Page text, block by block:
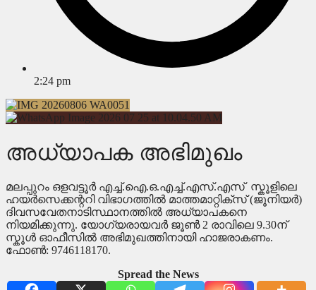
2:24 pm
അധ്യാപക അഭിമുഖം
മലപ്പുറം ഒളവട്ടൂർ എച്ച്.ഐ.ഒ.എച്ച്.എസ്.എസ് സ്കൂളിലെ
ഹയർസെക്കന്ററി വിഭാഗത്തിൽ മാത്തമാറ്റിക്സ് (ജൂനിയർ)
ദിവസവേതനാടിസ്ഥാനത്തിൽ അധ്യാപകനെ
നിയമിക്കുന്നു. യോഗ്യരായവർ ജൂൺ 2 രാവിലെ 9.30ന്
സ്കൂൾ ഓഫീസിൽ അഭിമുഖത്തിനായി ഹാജരാകണം.
ഫോൺ: 9746118170.
Spread the News